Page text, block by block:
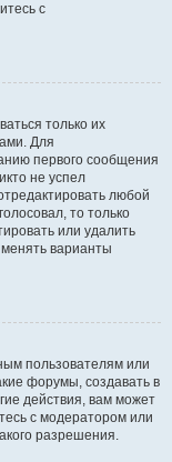
с
только их
Для
первого сообщения
не успел
любой
то только
или удалить
варианты
пользователям или
форумы, создавать в
действия, вам может
с модератором или
разрешения.